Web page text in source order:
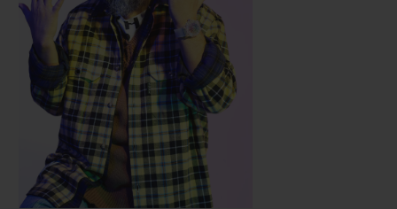
permettant de contempler à la fois l’oeuvre
de l’artiste et la finesse de la mécanique des
horlogers de Nyon. Reprenant les traits
caractéristiques du modèle Classic Fusion,
ce boîtier de 45 mm de diamètre est taillé
dans le cristal de saphir, une prouesse
technologique dont Hublot a été précurseur.